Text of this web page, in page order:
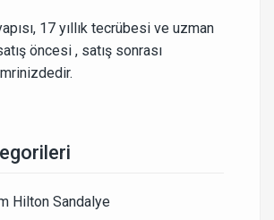
17 yıllık tecrübesi ve uzman
öncesi , satış sonrası
Hilton Sandalye